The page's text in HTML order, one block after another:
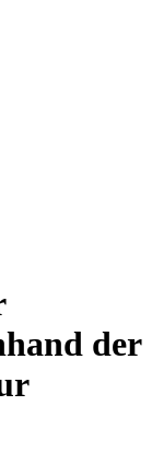
der